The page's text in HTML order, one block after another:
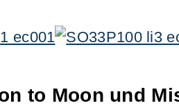
to Moon und